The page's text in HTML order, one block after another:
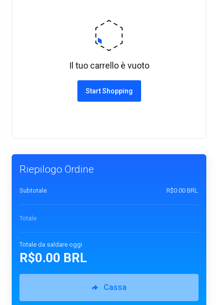
Il tuo carrello è vuoto
Start Shopping
Riepilogo Ordine
Subtotale R$0.00 BRL
Totale
Totale da saldare oggi
R$0.00 BRL
Cassa